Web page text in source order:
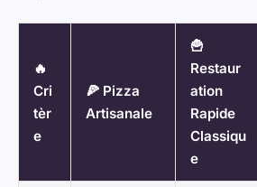
🔥
Cri
tèr
e
🍕 Pizza
Artisanale
🍟
Restaur
ation
Rapide
Classiqu
e